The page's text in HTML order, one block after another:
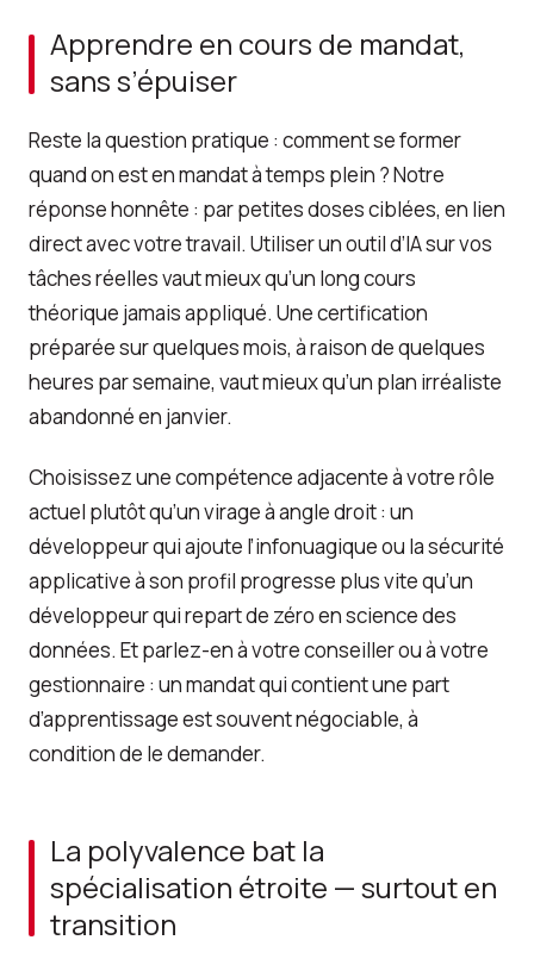
Apprendre en cours de mandat,
sans s’épuiser
Reste la question pratique : comment se former
quand on est en mandat à temps plein ? Notre
réponse honnête : par petites doses ciblées, en lien
direct avec votre travail. Utiliser un outil d’IA sur vos
tâches réelles vaut mieux qu’un long cours
théorique jamais appliqué. Une certification
préparée sur quelques mois, à raison de quelques
heures par semaine, vaut mieux qu’un plan irréaliste
abandonné en janvier.
Choisissez une compétence adjacente à votre rôle
actuel plutôt qu’un virage à angle droit : un
développeur qui ajoute l’infonuagique ou la sécurité
applicative à son profil progresse plus vite qu’un
développeur qui repart de zéro en science des
données. Et parlez-en à votre conseiller ou à votre
gestionnaire : un mandat qui contient une part
d’apprentissage est souvent négociable, à
condition de le demander.
La polyvalence bat la
spécialisation étroite — surtout en
transition